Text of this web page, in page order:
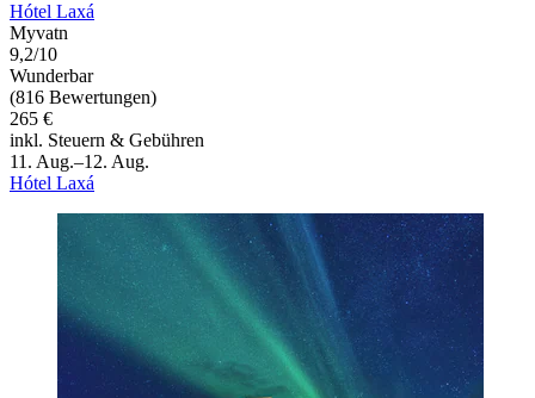
Hótel Laxá
Myvatn
9,2/10
Wunderbar
(816 Bewertungen)
265 €
inkl. Steuern & Gebühren
11. Aug.–12. Aug.
Hótel Laxá